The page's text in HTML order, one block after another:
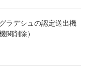
材等を公表
に向けた研修（とも
ラデシュの認定送出機
関削除）